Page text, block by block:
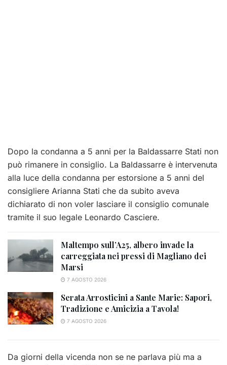
Dopo la condanna a 5 anni per la Baldassarre Stati non
può rimanere in consiglio. La Baldassarre è intervenuta
alla luce della condanna per estorsione a 5 anni del
consigliere Arianna Stati che da subito aveva
dichiarato di non voler lasciare il consiglio comunale
tramite il suo legale Leonardo Casciere.
Maltempo sull’A25, albero invade la
carreggiata nei pressi di Magliano dei
Marsi
7 AGOSTO 2026
Serata Arrosticini a Sante Marie: Sapori,
Tradizione e Amicizia a Tavola!
7 AGOSTO 2026
Da giorni della vicenda non se ne parlava più ma a